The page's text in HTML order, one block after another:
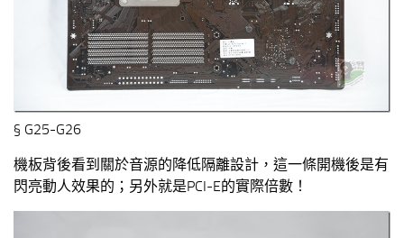
§ G25-G26
機板背後看到關於音源的降低隔離設計，這一條開機後是有
閃亮動人效果的；另外就是PCI-E的實際倍數！